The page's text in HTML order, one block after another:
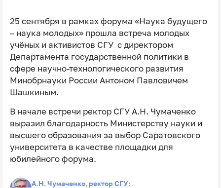
25 сентября в рамках форума «Наука будущего
– наука молодых» прошла встреча молодых
учёных и активистов СГУ с директором
Департамента государственной политики в
сфере научно-технологического развития
Минобрнауки России Антоном Павловичем
Шашкиным.
В начале встречи ректор СГУ А.Н. Чумаченко
выразил благодарность Министерству науки и
высшего образования за выбор Саратовского
университета в качестве площадки для
юбилейного форума.
А.Н. Чумаченко, ректор СГУ: